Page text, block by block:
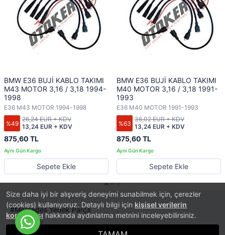
Size daha iyi bir alışveriş deneyimi sunabilmek için, çerezler
(cookies) kullanıyoruz. Detaylı bilgi için kişisel verilerin
korunmasıhakkında aydınlatma metnini inceleyebilirsiniz.
BMW E36 BUJİ KABLO TAKIMI
M43 MOTOR 3,16 / 3,18 1994-
1998
E36 M43 MOTOR 1994-1998
%49
875,60 TL
13,24 EUR + KDV
26,24 EUR + KDV
Sepete Ekle
BMW E36 BUJİ KABLO TAKIMI
M40 MOTOR 3,16 / 3,18 1991-
1993
E36 M40 MOTOR 1991-1993
%63
875,60 TL
13,24 EUR + KDV
36,02 EUR + KDV
Sepete Ekle
Mercedes Yedek Parça